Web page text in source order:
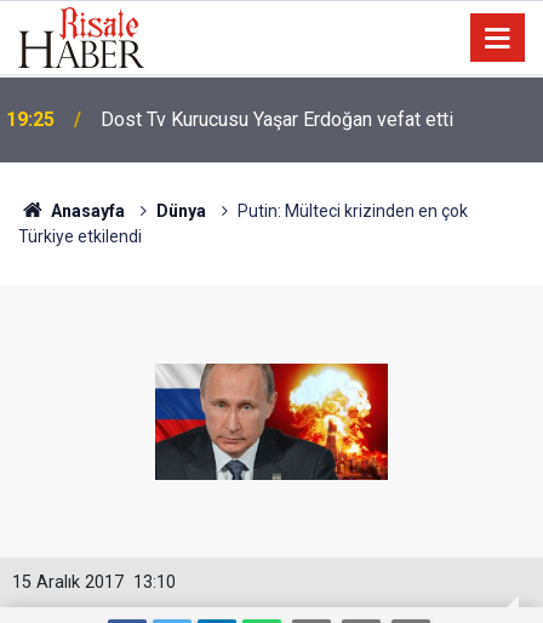
17:45
Malezya: Zulüm varsa Arakanlı Müslümanları
göndermeyiz
Anasayfa Dünya
Putin: Mülteci krizinden en çok
Türkiye etkilendi
13:10
15 Aralık 2017